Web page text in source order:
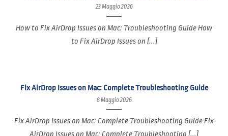
23 Maggio 2026
How to Fix AirDrop Issues on Mac: Troubleshooting Guide How
to Fix AirDrop Issues on [...]
Fix AirDrop Issues on Mac: Complete Troubleshooting Guide
8 Maggio 2026
Fix AirDrop Issues on Mac: Complete Troubleshooting Guide Fix